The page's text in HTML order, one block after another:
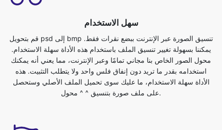
يمكننا بسهولة تغيير تنسيق الملف باستخدام هذه الأداة سهلة الاستخدام.
محول الصور الخاص بنا مجاني تمامًا وعبر الإنترنت، مما يعني أنه يمكنك
استخدامه بقدر ما تريد دون إنفاق فلس واحد ولا يتطلب التثبيت. هذه
الأداة سهلة الاستخدام، ما عليك سوى تحميل الملف الأصلي وستحصل
على ملف صورة بتنسيق ^ ^ محول.